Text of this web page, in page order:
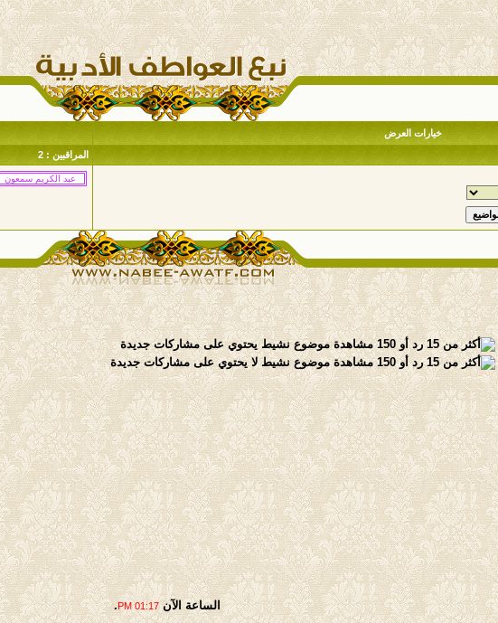
خيارات العرض
المراقبين : 2
موضوع نشيط يحتوي على مشاركات جديدة
موضوع نشيط لا يحتوي على مشاركات جديدة
الساعة الآن01:17 PM
.